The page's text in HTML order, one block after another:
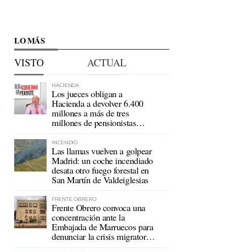
LO MÁS
VISTO ACTUAL
HACIENDA
Los jueces obligan a
Hacienda a devolver 6.400
millones a más de tres
millones de pensionistas
INCENDIO
Las llamas vuelven a golpear
Madrid: un coche incendiado
desata otro fuego forestal en
San Martín de Valdeiglesias
FRENTE OBRERO
Frente Obrero convoca una
concentración ante la
Embajada de Marruecos para
denunciar la crisis migratoria